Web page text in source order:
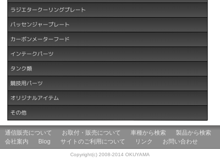
ラジエタークーリングプレート
パッセンジャープレート
カーボンメーターフード
インテークパーツ
タンク類
競技用パーツ
オリジナルアイテム
その他
通信販売について お取付・販売について 車種から検索
製品から検索
会社案内
Blog サイトのご利用について リンク お問い合わせ
Copyright(c) 2008-2014 OKUYAMA